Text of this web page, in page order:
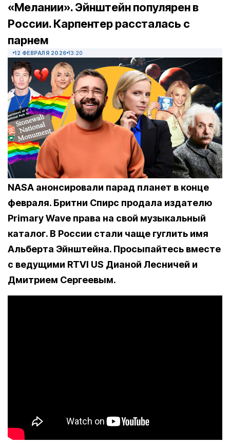
«Мелании». Эйнштейн популярен в
России. Карпентер рассталась с
парнем
12 ФЕВРАЛЯ 2026 13:20
NASA анонсировали парад планет в конце
февраля. Бритни Спирс продала издателю
Primary Wave права на свой музыкальный
каталог. В России стали чаще гуглить имя
Альберта Эйнштейна. Просыпайтесь вместе
с ведущими RTVI US Дианой Лесничей и
Дмитрием Сергеевым.